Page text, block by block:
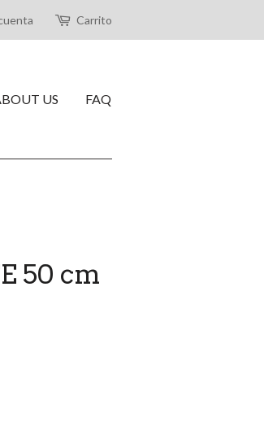
Carrito
US FAQ
50 cm